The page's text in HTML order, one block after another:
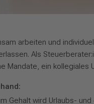
arbeiten und
Als
Mandate, ein
Gehalt wird Urlaubs-